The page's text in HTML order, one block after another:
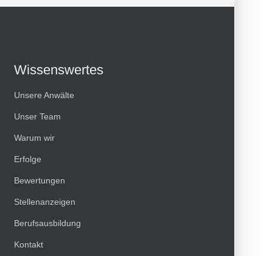
Wissenswertes
Unsere Anwälte
Unser Team
Warum wir
Erfolge
Bewertungen
Stellenanzeigen
Berufsausbildung
Kontakt